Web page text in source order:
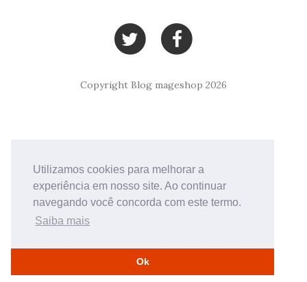
Utilizamos cookies para melhorar a
experiência em nosso site. Ao continuar
navegando você concorda com este termo.
Saiba mais
Ok
Copyright Blog mageshop 2026